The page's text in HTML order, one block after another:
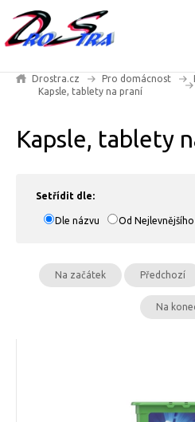
Drostra.cz Pro domácnost
Kapsle, tablety na praní
Kapsle, tablety
Setřídit dle:
Dle názvu Od Nejlevnějšího
Na začátek Předchozí
Na